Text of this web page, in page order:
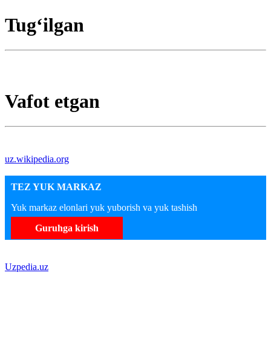
Tugʻilgan
Vafot etgan
uz.wikipedia.org
TEZ YUK MARKAZ
Yuk markaz elonlari yuk yuborish va yuk tashish
Guruhga kirish
Uzpedia.uz